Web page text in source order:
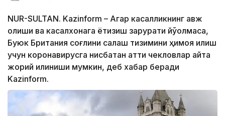
NUR-SULTAN. Kazinform – Агар касалликнинг авж
олиши ва касалхонага ётқизиш зарурати йўқолмаса,
Буюк Британия соғлиқни сақлаш тизимини ҳимоя қилиш
учун коронавирусга нисбатан қаттиқ чекловлар қайта
жорий қилиниши мумкин, деб хабар беради
Kazinform.